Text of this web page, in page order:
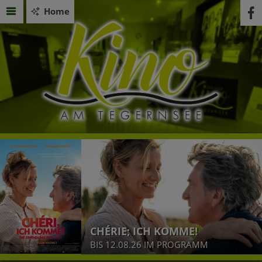
Home
CHÉRIE; ICH KOMME!
BIS 12.08.26 IM PROGRAMM